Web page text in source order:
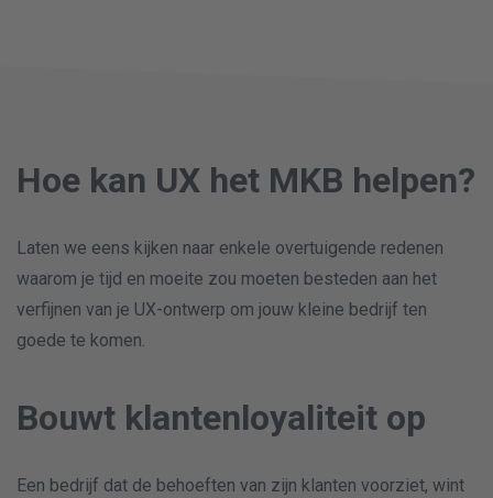
Hoe kan UX het MKB helpen?
Laten we eens kijken naar enkele overtuigende redenen
waarom je tijd en moeite zou moeten besteden aan het
verfijnen van je UX-ontwerp om jouw kleine bedrijf ten
goede te komen.
Bouwt klantenloyaliteit op
Een bedrijf dat de behoeften van zijn klanten voorziet, wint